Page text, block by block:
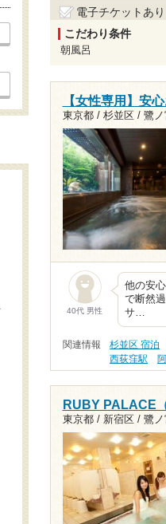
電子チケットあり
こだわり条件
朝風呂
【女性専用】安
東京都 / 杉並区 / 鷺
40代 男性
他の安
で断然
サ…
関連情報 杉並区 宿泊
西荻窪駅
RUBY PALACE
東京都 / 新宿区 / 鷺